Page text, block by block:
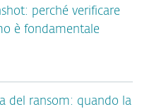
perché verificare
è fondamentale
del ransom: quando la